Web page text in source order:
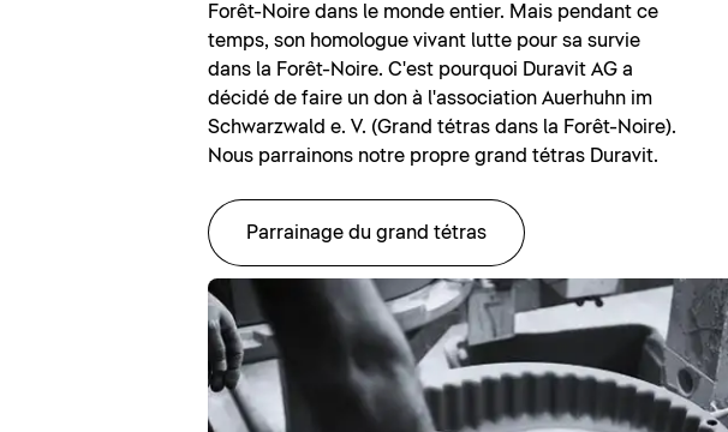
Forêt-Noire dans le monde entier. Mais pendant ce
temps, son homologue vivant lutte pour sa survie
dans la Forêt-Noire. C'est pourquoi Duravit AG a
décidé de faire un don à l'association Auerhuhn im
Schwarzwald e. V. (Grand tétras dans la Forêt-Noire).
Nous parrainons notre propre grand tétras Duravit.
Parrainage du grand tétras